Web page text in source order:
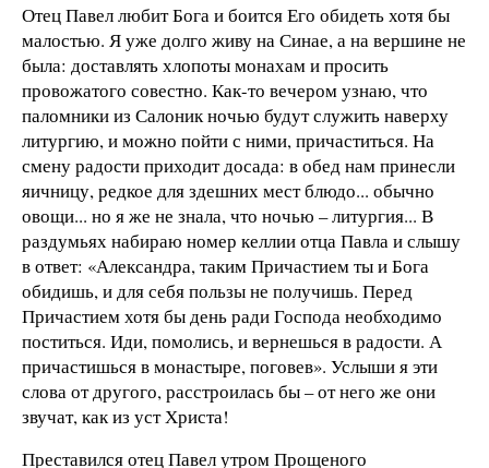
Отец Павел любит Бога и боится Его обидеть хотя бы
малостью. Я уже долго живу на Синае, а на вершине не
была: доставлять хлопоты монахам и просить
провожатого совестно. Как-то вечером узнаю, что
паломники из Салоник ночью будут служить наверху
литургию, и можно пойти с ними, причаститься. На
смену радости приходит досада: в обед нам принесли
яичницу, редкое для здешних мест блюдо... обычно
овощи... но я же не знала, что ночью – литургия... В
раздумьях набираю номер келлии отца Павла и слышу
в ответ: «Александра, таким Причастием ты и Бога
обидишь, и для себя пользы не получишь. Перед
Причастием хотя бы день ради Господа необходимо
поститься. Иди, помолись, и вернешься в радости. А
причастишься в монастыре, поговев». Услыши я эти
слова от другого, расстроилась бы – от него же они
звучат, как из уст Христа!
Преставился отец Павел утром Прощеного